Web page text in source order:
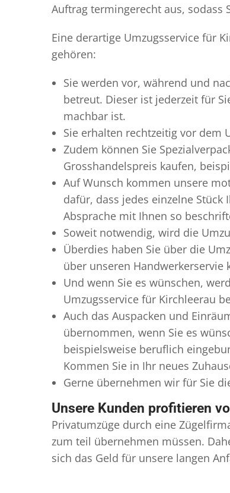
Auftrag termingerecht aus,
Eine derartige Umzugsservice für
gehören:
Sie werden vor, während und
betreut. Dieser ist jederzeit für
machbar ist.
Sie erhalten rechtzeitig vor dem
Zudem können Sie
Grosshandelspreis kaufen,
Auf Wunsch kommen unsere
dafür, dass jedes einzelne
Absprache mit Ihnen so
Soweit notwendig, wird die
Überdies haben Sie über die
über unseren Handwerkerservie
Und wenn Sie es wünschen,
Umzugsservice für Kirchleerau
Auch das Auspacken und
übernommen, wenn Sie es
beispielsweise beruflich
Kommen Sie in Ihr neues
Gerne übernehmen wir für Sie
Unsere Kunden profitieren
Privatumzüge durch eine
zum teil übernehmen müssen.
sich das Geld für unsere langen